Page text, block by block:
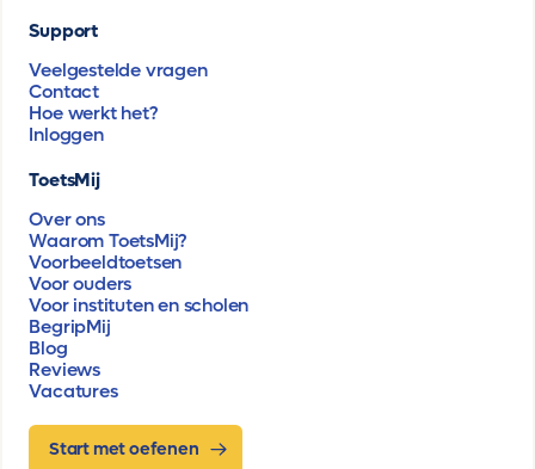
Support
Veelgestelde vragen
Contact
Hoe werkt het?
Inloggen
ToetsMij
Over ons
Waarom ToetsMij?
Voorbeeldtoetsen
Voor ouders
Voor instituten en scholen
BegripMij
Blog
Reviews
Vacatures
Start met oefenen